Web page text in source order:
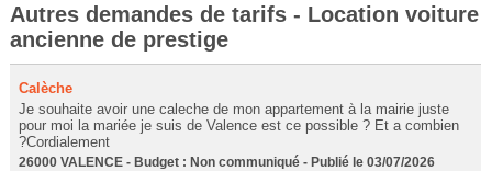
Autres demandes de tarifs - Location voiture
ancienne de prestige
Calèche
Je souhaite avoir une caleche de mon appartement à la mairie juste
pour moi la mariée je suis de Valence est ce possible ? Et a combien
?Cordialement
26000 VALENCE - Budget : Non communiqué - Publié le 03/07/2026